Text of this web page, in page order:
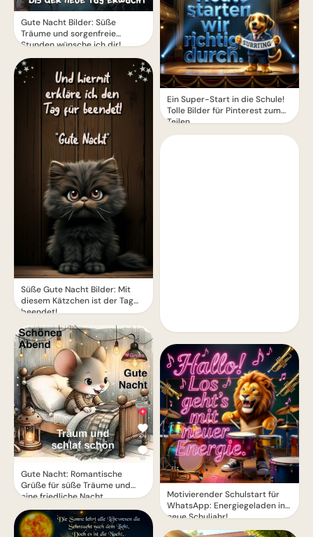
Gute Nacht Bilder: Süße
Träume und sorgenfreie
Stunden wünsche ich dir!
Süße Gute Nacht Bilder: Mit
diesem Kätzchen ist der Tag
beendet!
Gute Nacht: Romantische
Grüße für süße Träume und
eine friedliche Nacht
Ein Super-Start in die Schule!
Tolle Bilder für Pinterest zum
Teilen.
Motivierender Schulstart für
WhatsApp: Energiegeladen ins
neue Schuljahr!